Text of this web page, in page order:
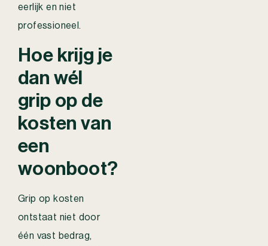
eerlijk en niet
professioneel.
Hoe krijg je
dan wél
grip op de
kosten van
een
woonboot?
Grip op kosten
ontstaat niet door
één vast bedrag,